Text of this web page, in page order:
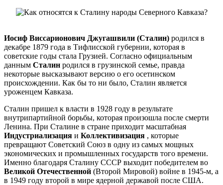
Иосиф Виссарионович Джугашвили (Сталин) родился в
декабре 1879 года в Тифлисской губернии, которая в
советские годы стала Грузией. Согласно официальным
данным Сталин родился в грузинской семье, правда
некоторые высказывают версию о его осетинском
происхождении. Как бы то ни было, Сталин является
уроженцем Кавказа.
Сталин пришел к власти в 1928 году в результате
внутрипартийной борьбы, которая произошла после смерти
Ленина. При Сталине в стране приходит масштабная
Индустриализация и Коллективизация , которые
превращают Советский Союз в одну из самых мощных
экономических и промышленных государств того времени.
Именно благодаря Сталину СССР выходит победителем во
Великой Отечественной (Второй Мировой) войне в 1945-м, а
в 1949 году второй в мире ядерной державой после США.